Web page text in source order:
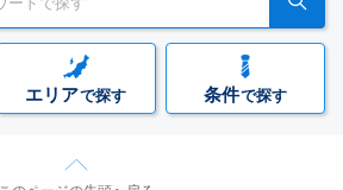
エリアで探す 条件で探す